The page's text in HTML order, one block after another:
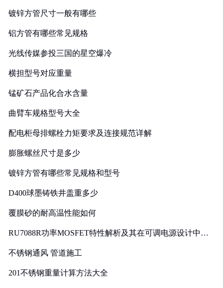
镀锌方管尺寸一般有哪些
铝方管有哪些常见规格
光线传媒参投三国的星空爆冷
横担型号对应重量
锰矿石产品化合水含量
曲臂车规格型号大全
配电柜母排螺栓力矩要求及连接规范详解
膨胀螺丝尺寸是多少
镀锌方管有哪些常见规格和型号
D400球墨铸铁井盖重多少
覆膜砂的耐高温性能如何
RU7088R功率MOSFET特性解析及其在可调电源设计中的
不锈钢通风 管道施工
201不锈钢重量计算方法大全